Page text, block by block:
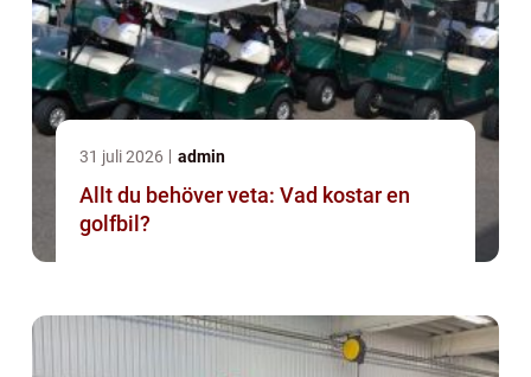
31 juli 2026 admin
Allt du behöver veta: Vad kostar en
golfbil?